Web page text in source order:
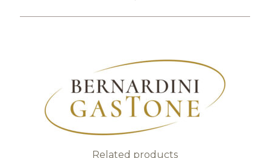
Related products